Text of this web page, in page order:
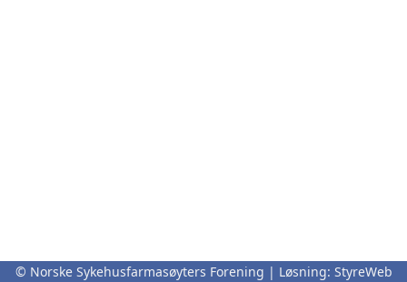
© Norske Sykehusfarmasøyters Forening | Løsning: StyreWeb